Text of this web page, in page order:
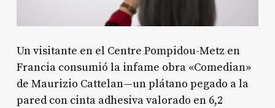
Un visitante en el Centre Pompidou-Metz en
Francia consumió la infame obra «Comedian»
de Maurizio Cattelan—un plátano pegado a la
pared con cinta adhesiva valorado en 6,2